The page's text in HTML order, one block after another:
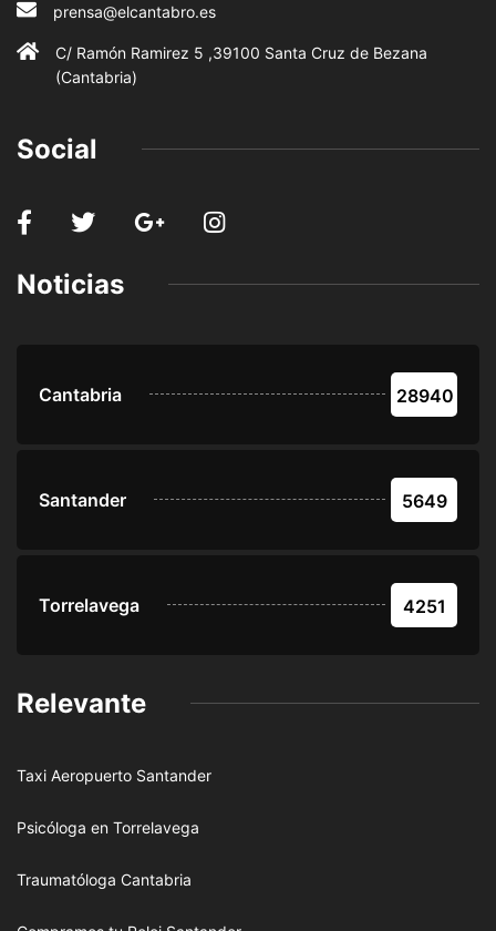
prensa@elcantabro.es
C/ Ramón Ramirez 5 ,39100 Santa Cruz de Bezana
(Cantabria)
Social
Noticias
Cantabria 28940
Santander 5649
Torrelavega 4251
Relevante
Taxi Aeropuerto Santander
Psicóloga en Torrelavega
Traumatóloga Cantabria